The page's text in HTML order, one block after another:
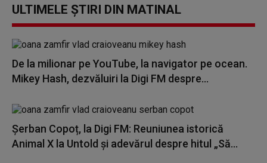
ULTIMELE ȘTIRI DIN MATINAL
De la milionar pe YouTube, la navigator pe ocean.
Mikey Hash, dezvăluiri la Digi FM despre...
Șerban Copoț, la Digi FM: Reuniunea istorică
Animal X la Untold și adevărul despre hitul „Să...